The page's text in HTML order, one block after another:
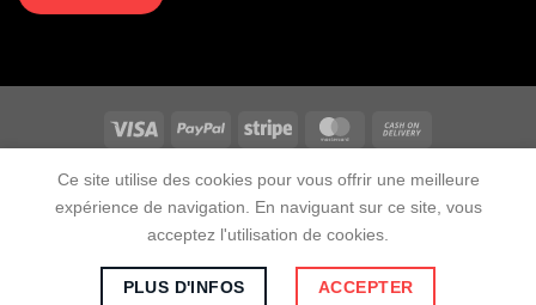
CONTACT MON COMPTE
POLITIQUE DE CONFIDENTIALITÉ
MENTIONS LÉGALES
CGV
VOIR LA WEBCAM HOSSEGOR EN DIRECT
LES LANDES
Copyright 2026 ©GorhosseTous droits reservés | Marque de
l'Union Européenne (MUE) N° : 019017499 | RCS : Angers N°
517 988 605
Ce site utilise des cookies pour vous offrir une meilleure
expérience de navigation. En naviguant sur ce site, vous
acceptez l'utilisation de cookies.
PLUS D'INFOS ACCEPTER